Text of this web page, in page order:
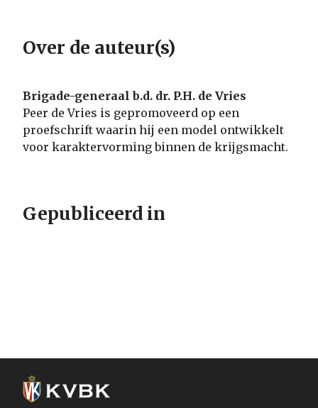
Over de auteur(s)
Brigade-generaal b.d. dr. P.H. de Vries
Peer de Vries is gepromoveerd op een
proefschrift waarin hij een model ontwikkelt
voor karaktervorming binnen de krijgsmacht.
Gepubliceerd in